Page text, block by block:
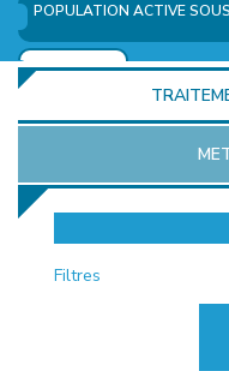
POPULATION ACTIVE
AJOUTER
Filtres